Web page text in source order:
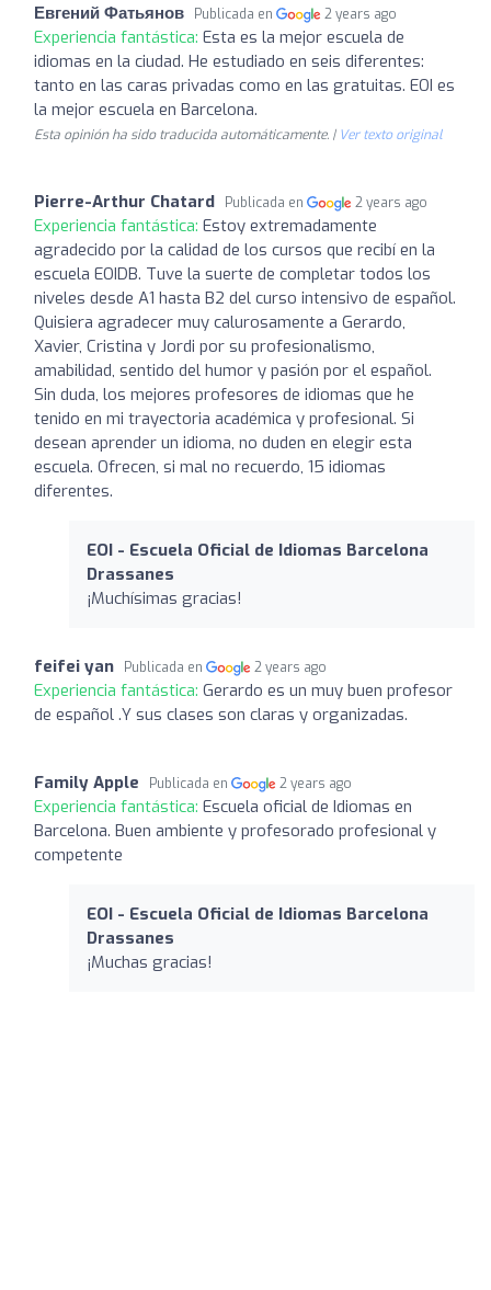
Евгений Фатьянов Publicada en 2 years ago
Experiencia fantástica: Esta es la mejor escuela de
idiomas en la ciudad. He estudiado en seis diferentes:
tanto en las caras privadas como en las gratuitas. EOI es
la mejor escuela en Barcelona.
Esta opinión ha sido traducida automáticamente. | Ver texto original
Pierre-Arthur Chatard Publicada en 2 years ago
Experiencia fantástica: Estoy extremadamente
agradecido por la calidad de los cursos que recibí en la
escuela EOIDB. Tuve la suerte de completar todos los
niveles desde A1 hasta B2 del curso intensivo de español.
Quisiera agradecer muy calurosamente a Gerardo,
Xavier, Cristina y Jordi por su profesionalismo,
amabilidad, sentido del humor y pasión por el español.
Sin duda, los mejores profesores de idiomas que he
tenido en mi trayectoria académica y profesional. Si
desean aprender un idioma, no duden en elegir esta
escuela. Ofrecen, si mal no recuerdo, 15 idiomas
diferentes.
EOI - Escuela Oficial de Idiomas Barcelona
Drassanes
¡Muchísimas gracias!
feifei yan Publicada en 2 years ago
Experiencia fantástica: Gerardo es un muy buen profesor
de español .Y sus clases son claras y organizadas.
Family Apple Publicada en 2 years ago
Experiencia fantástica: Escuela oficial de Idiomas en
Barcelona. Buen ambiente y profesorado profesional y
competente
EOI - Escuela Oficial de Idiomas Barcelona
Drassanes
¡Muchas gracias!